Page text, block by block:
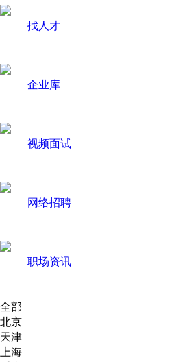
找人才
企业库
视频面试
网络招聘
职场资讯
全部
北京
天津
上海